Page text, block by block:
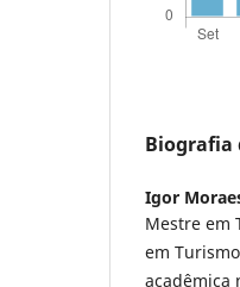
Biografia
Igor
Mestre em
em
acadêmica